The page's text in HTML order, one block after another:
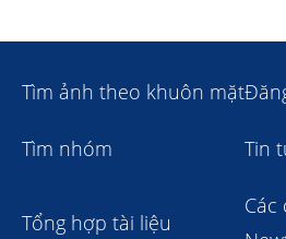
Tìm ảnh theo khuôn mặt
Tìm nhóm Tin
Tổng hợp tài liệu